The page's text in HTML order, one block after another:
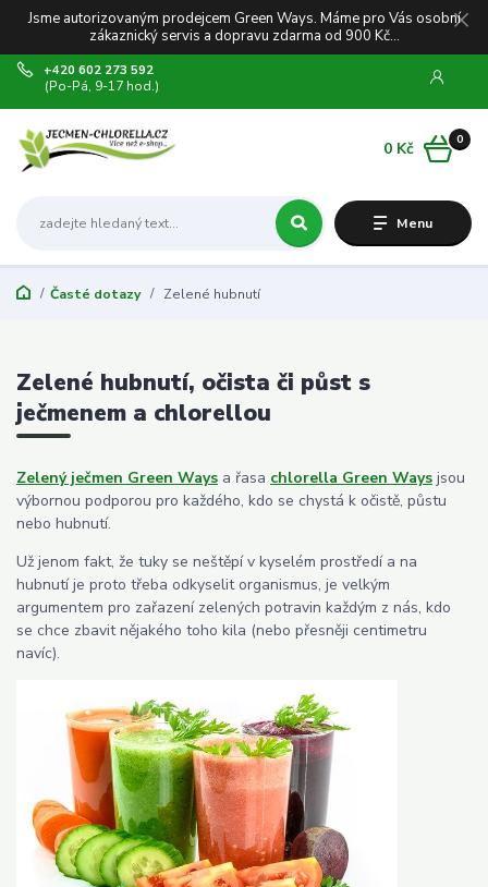
Jsme autorizovaným prodejcem Green Ways. Máme pro Vás osobní
zákaznický servis a dopravu zdarma od 900 Kč...
Menu
+420 602 273 592
(Po-Pá, 9-17 hod.)
0
0 Kč
Časté dotazy Zelené hubnutí
Zelené hubnutí, očista či půst s
ječmenem a chlorellou
Zelený ječmen Green Ways a řasa chlorella Green Ways jsou
výbornou podporou pro každého, kdo se chystá k očistě, půstu
nebo hubnutí.
Už jenom fakt, že tuky se neštěpí v kyselém prostředí a na
hubnutí je proto třeba odkyselit organismus, je velkým
argumentem pro zařazení zelených potravin každým z nás, kdo
se chce zbavit nějakého toho kila (nebo přesněji centimetru
navíc).